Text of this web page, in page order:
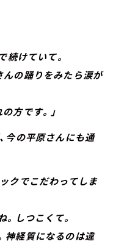
続けていて。
の踊りをみたら涙が
です。」
今の平原さんにも通
クでこだわってしま
しつこくて。
経質になるのは違